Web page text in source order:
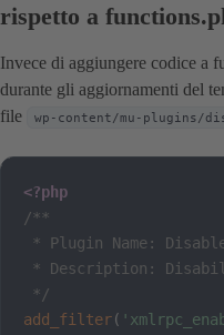
rispetto a
Invece di aggiungere codice a
durante gli aggiornamenti del
file
wp-content/mu-plugins/
<?php
/**
* Plugin Name: Disable
* Description:
*/
add_filter(